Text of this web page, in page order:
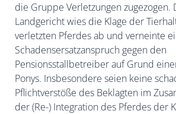
die Gruppe Verletzungenzugezogen.
Landgericht wies die Klage der
verletzten Pferdes ab und verneinte
Schadensersatzanspruch gegen den
Pensionsstallbetreiber auf Grund
Ponys. Insbesondere seien keine
Pflichtverstöße des Beklagten im
der (Re-) Integration des Pferdes der